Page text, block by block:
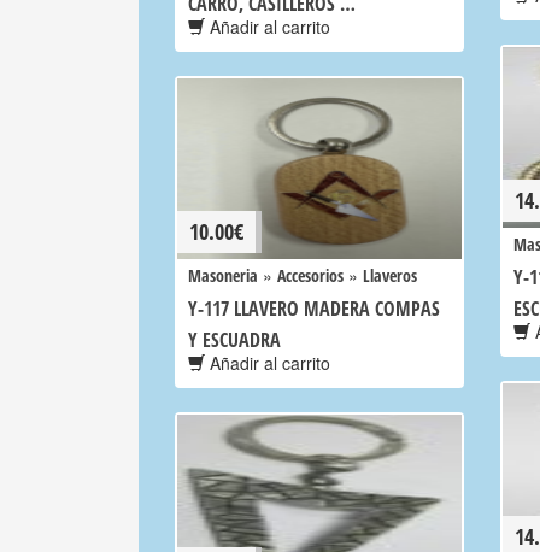
Añadir al carrito
Y-
10.00€
Masoneria » Accesorios » Llaveros
Y-117 LLAVERO MADERA COMPAS
Y ESCUADRA
Añadir al carrito